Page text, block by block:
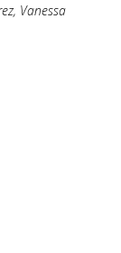
Vanessa